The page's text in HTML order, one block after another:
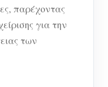
παρέχοντας
για την
των